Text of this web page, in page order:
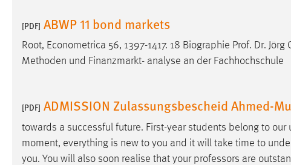
[PDF] ABWP 11 bond markets
Root, Econometrica 56, 1397-1417. 18 Biographie Prof. Dr.
Methoden und Finanzmarkt- analyse an der Fachhochschule
[PDF] ADMISSION Zulassungsbescheid Ahmed-
towards a successful future. First-year students belong to
moment, everything is new to you and it will take time to
you. You will also soon realise that your professors are
Diese Informationen helfen uns zu verstehen, wie
unsere Besucher unsere Website nutzen.
Cookie Laufzeit: Max. 13 Monate